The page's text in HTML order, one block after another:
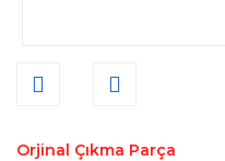
Orjinal Çıkma Parça